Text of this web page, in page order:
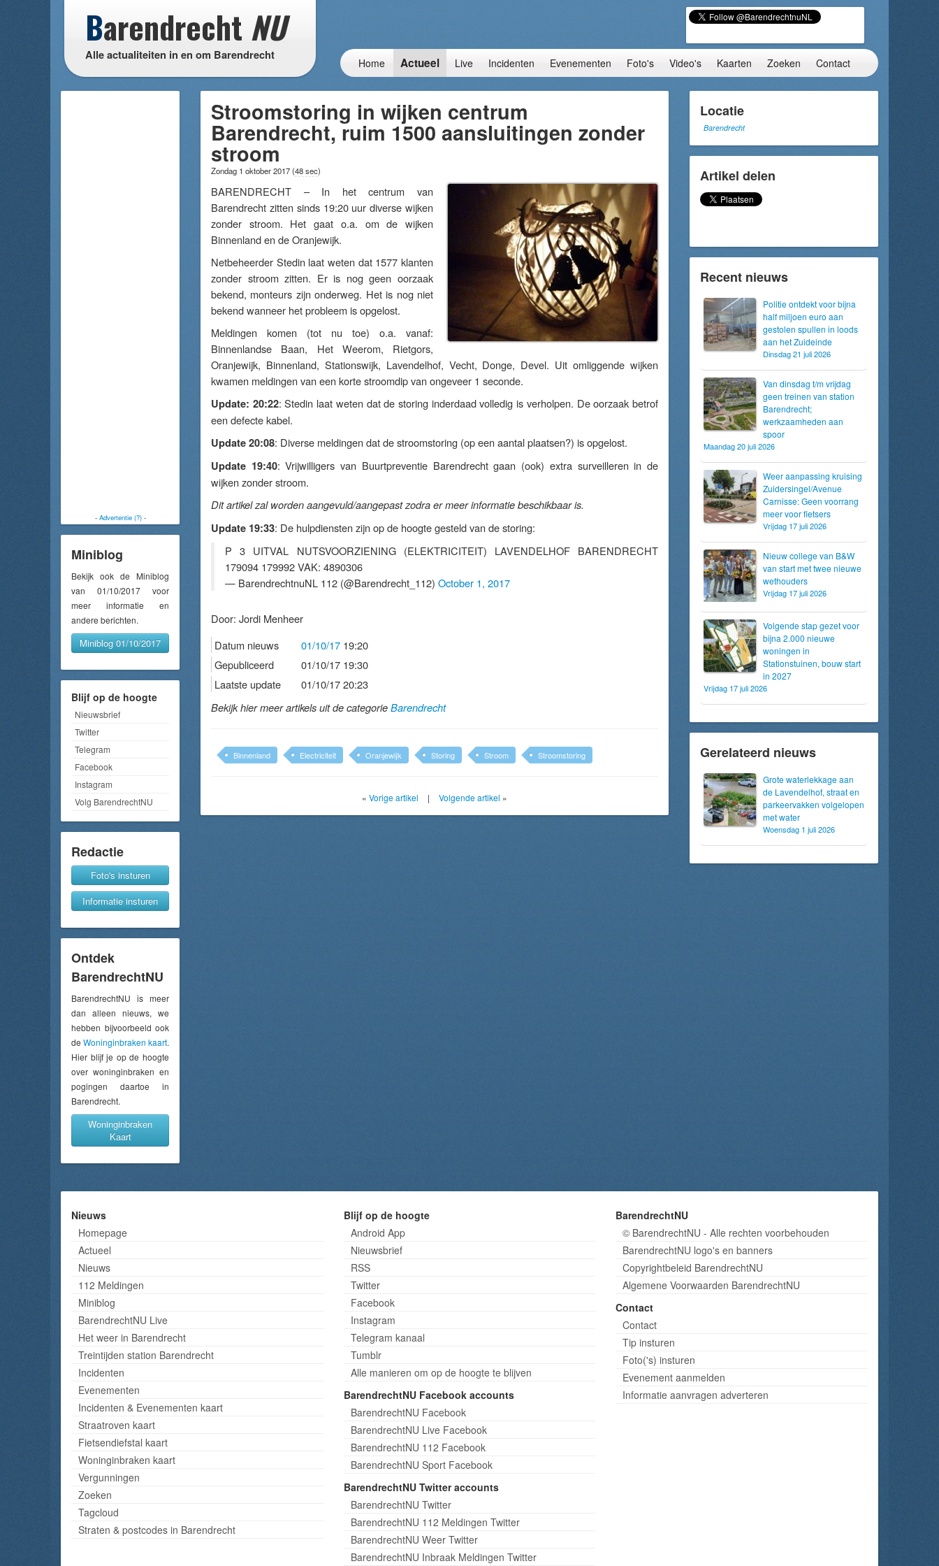
Barendrecht NU
Alle actualiteiten in en om Barendrecht
Home Actueel Live Incidenten Evenementen Foto's Video's Kaarten Zoeken Contact
- Advertentie (?)-
Miniblog
Bekijk ook de Miniblog
van 01/10/2017 voor
meer informatie en
andere berichten.
Miniblog 01/10/2017
Blijf op de hoogte
Nieuwsbrief
Twitter
Telegram
Facebook
Instagram
Volg BarendrechtNU
Redactie
Foto's insturen
Informatie insturen
Ontdek
BarendrechtNU
BarendrechtNU is meer
dan alleen nieuws, we
hebben bijvoorbeeld ook
de Woninginbraken kaart.
Hier blijf je op de hoogte
over woninginbraken en
pogingen daartoe in
Barendrecht.
Woninginbraken
Kaart
Stroomstoring in wijken centrum
Barendrecht, ruim 1500 aansluitingen zonder
stroom
Zondag 1 oktober 2017(48 sec)
BARENDRECHT – In het centrum van
Barendrecht zitten sinds 19:20 uur diverse wijken
zonder stroom. Het gaat o.a. om de wijken
Binnenland en de Oranjewijk.
Netbeheerder Stedin laat weten dat 1577 klanten
zonder stroom zitten. Er is nog geen oorzaak
bekend, monteurs zijn onderweg. Het is nog niet
bekend wanneer het probleem is opgelost.
Meldingen komen (tot nu toe) o.a. vanaf:
Binnenlandse Baan, Het Weerom, Rietgors,
Oranjewijk, Binnenland, Stationswijk, Lavendelhof, Vecht, Donge, Devel. Uit omliggende wijken
kwamen meldingen van een korte stroomdip van ongeveer 1 seconde.
Update: 20:22: Stedin laat weten dat de storing inderdaad volledig is verholpen. De oorzaak betrof
een defecte kabel.
Update 20:08: Diverse meldingen dat de stroomstoring (op een aantal plaatsen?) is opgelost.
Update 19:40: Vrijwilligers van Buurtpreventie Barendrecht gaan (ook) extra surveilleren in de
wijken zonder stroom.
Dit artikel zal worden aangevuld/aangepast zodra er meer informatie beschikbaar is.
Update 19:33: De hulpdiensten zijn op de hoogte gesteld van de storing:
P 3 UITVAL NUTSVOORZIENING (ELEKTRICITEIT) LAVENDELHOF BARENDRECHT
179094 179992 VAK: 4890306
— BarendrechtnuNL 112 (@Barendrecht_112) October 1, 2017
Door: Jordi Menheer
Datum nieuws
01/10/17 19:20
Gepubliceerd
01/10/17 19:30
Laatste update
01/10/17 20:23
Bekijk hier meer artikels uit de categorie Barendrecht
Binnenland Electriciteit Oranjewijk Storing Stroom Stroomstoring
« Vorige artikel | Volgende artikel »
Locatie
Barendrecht
Artikel delen
Recent nieuws
Politie ontdekt voor bijna
half miljoen euro aan
gestolen spullen in loods
aan het Zuideinde
Dinsdag 21 juli 2026
Van dinsdag t/m vrijdag
geen treinen van station
Barendrecht;
werkzaamheden aan
spoor
Maandag 20 juli 2026
Weer aanpassing kruising
Zuidersingel/Avenue
Carnisse: Geen voorrang
meer voor fietsers
Vrijdag 17 juli 2026
Nieuw college van B&W
van start met twee nieuwe
wethouders
Vrijdag 17 juli 2026
Volgende stap gezet voor
bijna 2.000 nieuwe
woningen in
Stationstuinen, bouw start
in 2027
Vrijdag 17 juli 2026
Gerelateerd nieuws
Grote waterlekkage aan
de Lavendelhof, straat en
parkeervakken volgelopen
met water
Woensdag 1 juli 2026
Nieuws
Homepage
Actueel
Nieuws
112 Meldingen
Miniblog
BarendrechtNU Live
Het weer in Barendrecht
Treintijden station Barendrecht
Incidenten
Evenementen
Incidenten & Evenementen kaart
Straatroven kaart
Fietsendiefstal kaart
Woninginbraken kaart
Vergunningen
Zoeken
Tagcloud
Straten & postcodes in Barendrecht
Blijf op de hoogte
Android App
Nieuwsbrief
RSS
Twitter
Facebook
Instagram
Telegram kanaal
Tumblr
Alle manieren om op de hoogte te blijven
BarendrechtNU Facebook accounts
BarendrechtNU Facebook
BarendrechtNU Live Facebook
BarendrechtNU 112 Facebook
BarendrechtNU Sport Facebook
BarendrechtNU Twitter accounts
BarendrechtNU Twitter
BarendrechtNU 112 Meldingen Twitter
BarendrechtNU Weer Twitter
BarendrechtNU Inbraak Meldingen Twitter
BarendrechtNU
© BarendrechtNU - Alle rechten voorbehouden
BarendrechtNU logo's en banners
Copyrightbeleid BarendrechtNU
Algemene Voorwaarden BarendrechtNU
Contact
Contact
Tip insturen
Foto('s) insturen
Evenement aanmelden
Informatie aanvragen adverteren